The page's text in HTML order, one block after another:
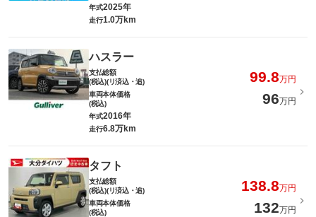
年式2025年
走行1.0万km
ハスラー
支払総額
(税込)(リ済込・追)
99.8万円
車両本体価格
(税込)
96万円
年式2016年
走行6.8万km
タフト
支払総額
(税込)(リ済込・追)
138.8万円
車両本体価格
(税込)
132万円